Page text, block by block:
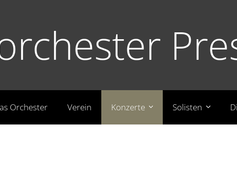
Orchester Verein Konzerte Solisten